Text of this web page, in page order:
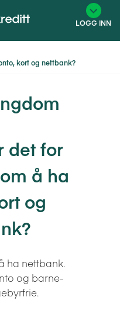
LOGG INN
kort og nettbank?
det for
å ha
og
ha nettbank.
og barne-